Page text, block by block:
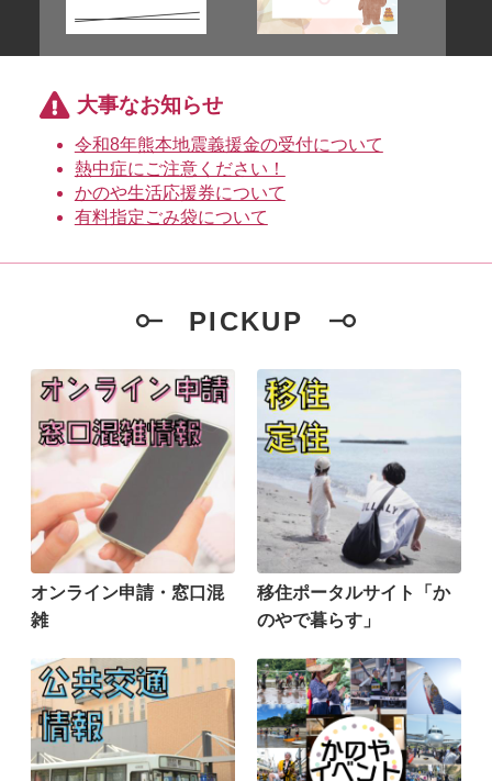
大事なお知らせ
令和8年熊本地震義援金の受付について
熱中症にご注意ください！
かのや生活応援券について
有料指定ごみ袋について
PICKUP
オンライン申請・窓口混
雑
移住ポータルサイト「か
のやで暮らす」